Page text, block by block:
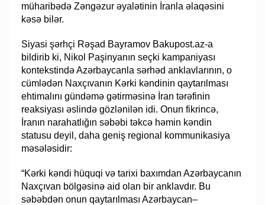
müharibədə Zəngəzur əyalətinin İranla əlaqəsini
kəsə bilər.
Siyasi şərhçi Rəşad Bayramov Bakupost.az-a
bildirib ki, Nikol Paşinyanın seçki kampaniyası
kontekstində Azərbaycanla sərhəd anklavlarının, o
cümlədən Naxçıvanın Kərki kəndinin qaytarılması
ehtimalını gündəmə gətirməsinə İran tərəfinin
reaksiyası əslində gözlənilən idi. Onun fikrincə,
İranın narahatlığın səbəbi təkcə həmin kəndin
statusu deyil, daha geniş regional kommunikasiya
məsələsidir:
“Kərki kəndi hüquqi və tarixi baxımdan Azərbaycanın
Naxçıvan bölgəsinə aid olan bir anklavdır. Bu
səbəbdən onun qaytarılması Azərbaycan–